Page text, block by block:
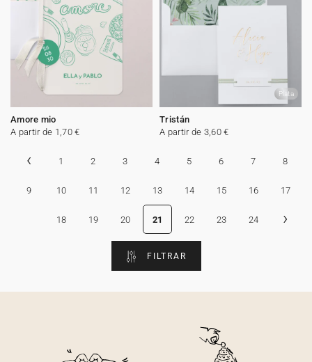
Amore mio
A partir de 1,70 €
Plata
Tristán
A partir de 3,60 €
‹ 1 2 3 4 5 6 7 8
9 10 11 12 13 14 15 16 17
18 19 20 21 22 23 24 ›
FILTRAR